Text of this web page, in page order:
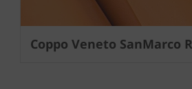
Coppo Veneto SanMarco